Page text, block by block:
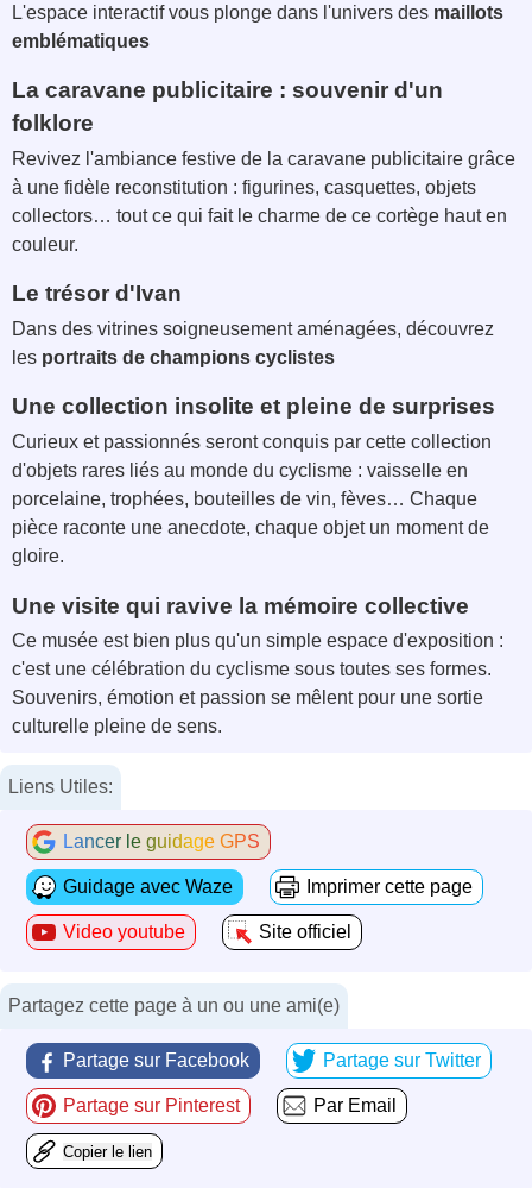
L'espace interactif vous plonge dans l'univers des maillots
emblématiques
La caravane publicitaire : souvenir d'un
folklore
Revivez l'ambiance festive de la caravane publicitaire grâce
à une fidèle reconstitution : figurines, casquettes, objets
collectors… tout ce qui fait le charme de ce cortège haut en
couleur.
Le trésor d'Ivan
Dans des vitrines soigneusement aménagées, découvrez
les portraits de champions cyclistes
Une collection insolite et pleine de surprises
Curieux et passionnés seront conquis par cette collection
d'objets rares liés au monde du cyclisme : vaisselle en
porcelaine, trophées, bouteilles de vin, fèves… Chaque
pièce raconte une anecdote, chaque objet un moment de
gloire.
Une visite qui ravive la mémoire collective
Ce musée est bien plus qu'un simple espace d'exposition :
c'est une célébration du cyclisme sous toutes ses formes.
Souvenirs, émotion et passion se mêlent pour une sortie
culturelle pleine de sens.
Liens Utiles:
Lancer le guidage GPS
Guidage avec Waze Imprimer cette page
Video youtube Site officiel
Partagez cette page à un ou une ami(e)
Partage sur Facebook Partage sur Twitter
Partage sur Pinterest Par Email
Copier le lien